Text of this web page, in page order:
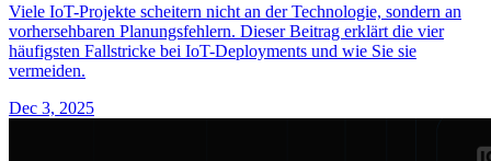
Viele IoT-Projekte scheitern nicht an der Technologie, sondern an
vorhersehbaren Planungsfehlern. Dieser Beitrag erklärt die vier
häufigsten Fallstricke bei IoT-Deployments und wie Sie sie
vermeiden.
Dec 3, 2025